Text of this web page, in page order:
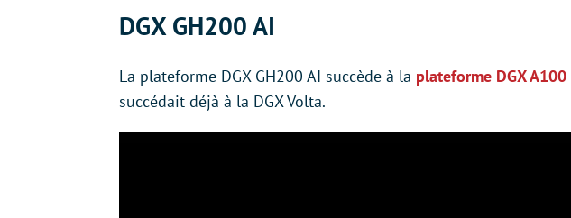
DGX GH200 AI
La plateforme DGX GH200 AI succède à la plateforme DGX A100
succédait déjà à la DGX Volta.